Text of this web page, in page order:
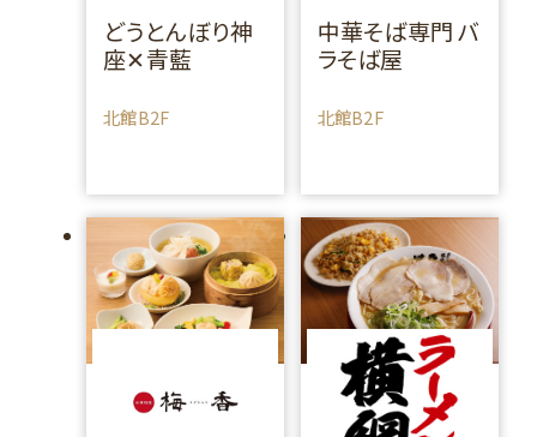
どうとんぼり神
座✕青藍
北館B2F
中華そば専門 バ
ラそば屋
北館B2F